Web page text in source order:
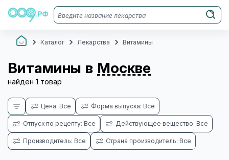
Каталог Лекарства Витамины
Витамины в Москве
найден 1 товар
Цена: Все Форма выпуска: Все
Отпуск по рецепту: Все Действующее вещество: Все
Производитель: Все Страна производитель: Все